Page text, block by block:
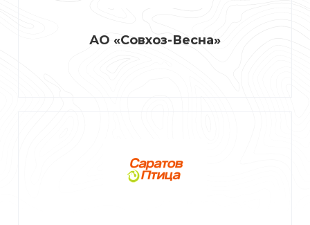
АО «Совхоз-Весна»